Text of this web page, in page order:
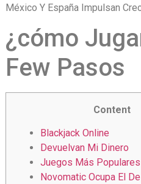
México Y España Impulsan
¿cómo
Few Pasos
Content
Blackjack Online
Devuelvan Mi Dinero
Juegos Más Populares
Novomatic Ocupa El